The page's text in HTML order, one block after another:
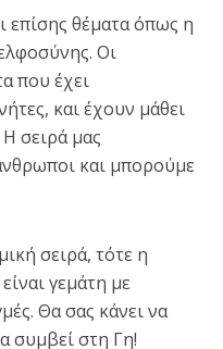
επίσης θέματα όπως η
Οι
που έχει
και έχουν μάθει
σειρά μας
και μπορούμε
σειρά, τότε η
γεμάτη με
Θα σας κάνει να
συμβεί στη Γη!